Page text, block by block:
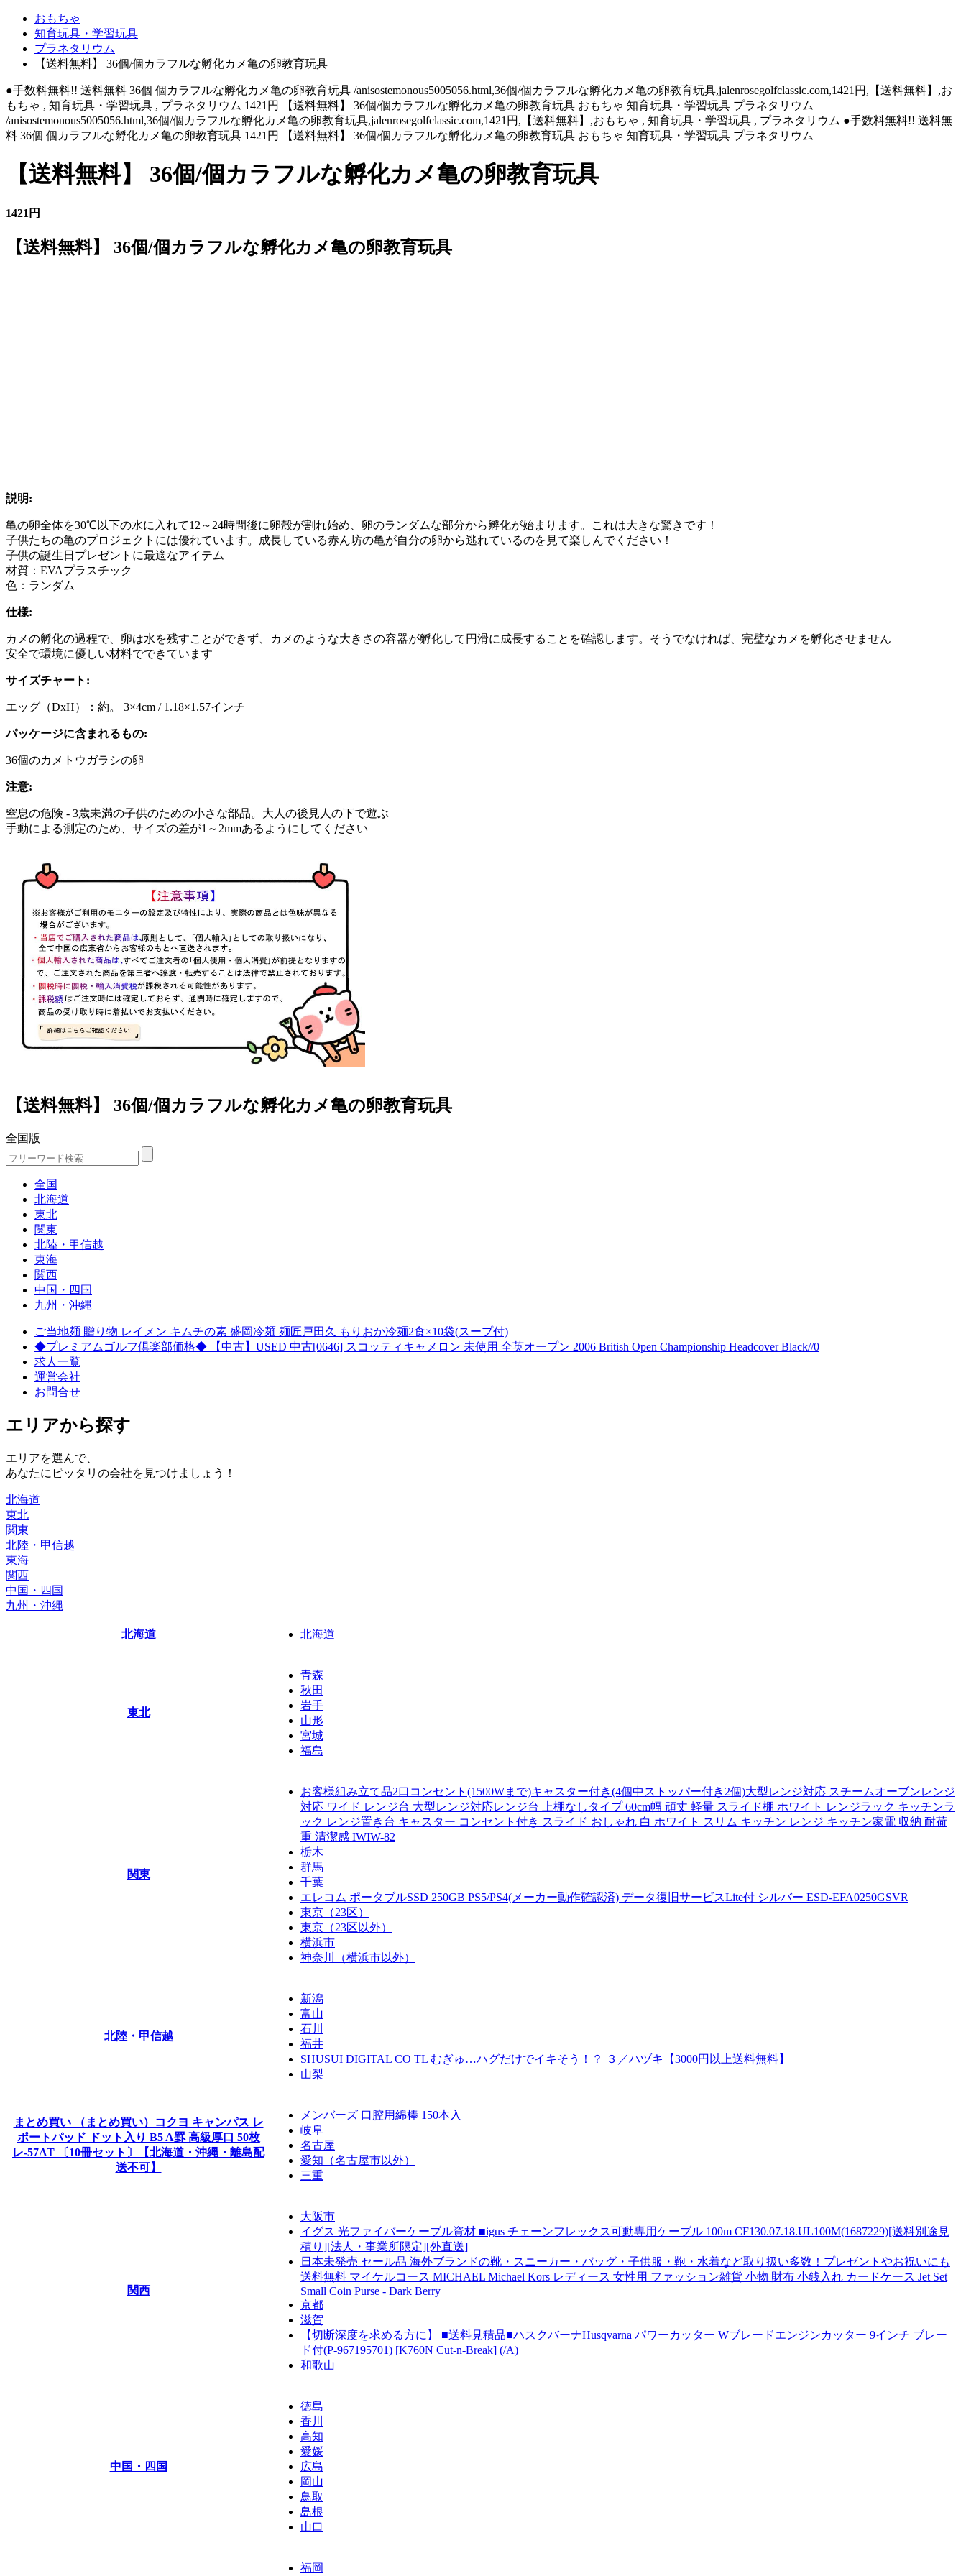
おもちゃ
知育玩具・学習玩具
プラネタリウム
【送料無料】 36個/個カラフルな孵化カメ亀の卵教育玩具
●手数料無料!! 送料無料 36個 個カラフルな孵化カメ亀の卵教育玩具 /anisostemonous5005056.html,36個/個カラフルな孵化カメ亀の卵教育玩具,jalenrosegolfclassic.com,1421円,【送料無料】,お
もちゃ , 知育玩具・学習玩具 , プラネタリウム 1421円 【送料無料】 36個/個カラフルな孵化カメ亀の卵教育玩具 おもちゃ 知育玩具・学習玩具 プラネタリウム
/anisostemonous5005056.html,36個/個カラフルな孵化カメ亀の卵教育玩具,jalenrosegolfclassic.com,1421円,【送料無料】,おもちゃ , 知育玩具・学習玩具 , プラネタリウム ●手数料無料!! 送料無
料 36個 個カラフルな孵化カメ亀の卵教育玩具 1421円 【送料無料】 36個/個カラフルな孵化カメ亀の卵教育玩具 おもちゃ 知育玩具・学習玩具 プラネタリウム
【送料無料】 36個/個カラフルな孵化カメ亀の卵教育玩具
1421円
【送料無料】 36個/個カラフルな孵化カメ亀の卵教育玩具
説明:
亀の卵全体を30℃以下の水に入れて12～24時間後に卵殻が割れ始め、卵のランダムな部分から孵化が始まります。これは大きな驚きです！
子供たちの亀のプロジェクトには優れています。成長している赤ん坊の亀が自分の卵から逃れているのを見て楽しんでください！
子供の誕生日プレゼントに最適なアイテム
材質：EVAプラスチック
色：ランダム
仕様:
カメの孵化の過程で、卵は水を残すことができず、カメのような大きさの容器が孵化して円滑に成長することを確認します。そうでなければ、完璧なカメを孵化させません
安全で環境に優しい材料でできています
サイズチャート:
エッグ（DxH）：約。 3×4cm / 1.18×1.57インチ
パッケージに含まれるもの:
36個のカメトウガラシの卵
注意:
窒息の危険 - 3歳未満の子供のための小さな部品。大人の後見人の下で遊ぶ
手動による測定のため、サイズの差が1～2mmあるようにしてください
【送料無料】 36個/個カラフルな孵化カメ亀の卵教育玩具
全国版
全国
北海道
東北
関東
北陸・甲信越
東海
関西
中国・四国
九州・沖縄
ご当地麺 贈り物 レイメン キムチの素 盛岡冷麺 麺匠戸田久 もりおか冷麺2食×10袋(スープ付)
◆プレミアムゴルフ倶楽部価格◆ 【中古】USED 中古[0646] スコッティキャメロン 未使用 全英オープン 2006 British Open Championship Headcover Black//0
求人一覧
運営会社
お問合せ
エリアから探す
エリアを選んで、
あなたにピッタリの会社を見つけましょう！
北海道
東北
関東
北陸・甲信越
東海
関西
中国・四国
九州・沖縄
北海道 北海道
東北
青森
秋田
岩手
山形
宮城
福島
関東
お客様組み立て品2口コンセント(1500Wまで)キャスター付き(4個中ストッパー付き2個)大型レンジ対応 スチームオーブンレンジ
対応 ワイド レンジ台 大型レンジ対応レンジ台 上棚なしタイプ 60cm幅 頑丈 軽量 スライド棚 ホワイト レンジラック キッチンラ
ック レンジ置き台 キャスター コンセント付き スライド おしゃれ 白 ホワイト スリム キッチン レンジ キッチン家電 収納 耐荷
重 清潔感 IWIW-82
栃木
群馬
千葉
エレコム ポータブルSSD 250GB PS5/PS4(メーカー動作確認済) データ復旧サービスLite付 シルバー ESD-EFA0250GSVR
東京（23区）
東京（23区以外）
横浜市
神奈川（横浜市以外）
北陸・甲信越
新潟
富山
石川
福井
SHUSUI DIGITAL CO TL むぎゅ…ハグだけでイキそう！？ ３／ハヅキ【3000円以上送料無料】
山梨
まとめ買い （まとめ買い）コクヨ キャンパス レ
ポートパッド ドット入り B5 A罫 高級厚口 50枚
レ-57AT 〔10冊セット〕【北海道・沖縄・離島配
送不可】
メンバーズ 口腔用綿棒 150本入
岐阜
名古屋
愛知（名古屋市以外）
三重
関西
大阪市
イグス 光ファイバーケーブル資材 ■igus チェーンフレックス可動専用ケーブル 100m CF130.07.18.UL100M(1687229)[送料別途見
積り][法人・事業所限定][外直送]
日本未発売 セール品 海外ブランドの靴・スニーカー・バッグ・子供服・鞄・水着など取り扱い多数！プレゼントやお祝いにも
送料無料 マイケルコース MICHAEL Michael Kors レディース 女性用 ファッション雑貨 小物 財布 小銭入れ カードケース Jet Set
Small Coin Purse - Dark Berry
京都
滋賀
【切断深度を求める方に】 ■送料見積品■ハスクバーナHusqvarna パワーカッター Wブレードエンジンカッター 9インチ ブレー
ド付(P-967195701) [K760N Cut-n-Break] (/A)
和歌山
中国・四国
徳島
香川
高知
愛媛
広島
岡山
鳥取
島根
山口
福岡